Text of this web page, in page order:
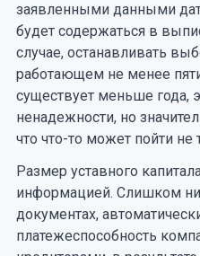
заявленными данными
будет содержаться в
случае, останавливать
работающем не менее
существует меньше года,
ненадежности, но
что что-то может пойти не
Размер уставного
информацией. Слишком
документах,
платежеспособность